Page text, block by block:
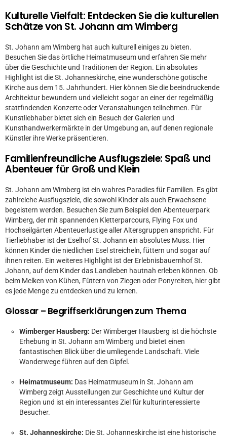
Kulturelle Vielfalt: Entdecken Sie die kulturellen
Schätze von St. Johann am Wimberg
St. Johann am Wimberg hat auch kulturell einiges zu bieten.
Besuchen Sie das örtliche Heimatmuseum und erfahren Sie mehr
über die Geschichte und Traditionen der Region. Ein absolutes
Highlight ist die St. Johanneskirche, eine wunderschöne gotische
Kirche aus dem 15. Jahrhundert. Hier können Sie die beeindruckende
Architektur bewundern und vielleicht sogar an einer der regelmäßig
stattfindenden Konzerte oder Veranstaltungen teilnehmen. Für
Kunstliebhaber bietet sich ein Besuch der Galerien und
Kunsthandwerkermärkte in der Umgebung an, auf denen regionale
Künstler ihre Werke präsentieren.
Familienfreundliche Ausflugsziele: Spaß und
Abenteuer für Groß und Klein
St. Johann am Wimberg ist ein wahres Paradies für Familien. Es gibt
zahlreiche Ausflugsziele, die sowohl Kinder als auch Erwachsene
begeistern werden. Besuchen Sie zum Beispiel den Abenteuerpark
Wimberg, der mit spannenden Kletterparcours, Flying Fox und
Hochseilgärten Abenteuerlustige aller Altersgruppen anspricht. Für
Tierliebhaber ist der Eselhof St. Johann ein absolutes Muss. Hier
können Kinder die niedlichen Esel streicheln, füttern und sogar auf
ihnen reiten. Ein weiteres Highlight ist der Erlebnisbauernhof St.
Johann, auf dem Kinder das Landleben hautnah erleben können. Ob
beim Melken von Kühen, Füttern von Ziegen oder Ponyreiten, hier gibt
es jede Menge zu entdecken und zu lernen.
Glossar – Begriffserklärungen zum Thema
Wimberger Hausberg: Der Wimberger Hausberg ist die höchste
Erhebung in St. Johann am Wimberg und bietet einen
fantastischen Blick über die umliegende Landschaft. Viele
Wanderwege führen auf den Gipfel.
Heimatmuseum: Das Heimatmuseum in St. Johann am
Wimberg zeigt Ausstellungen zur Geschichte und Kultur der
Region und ist ein interessantes Ziel für kulturinteressierte
Besucher.
St. Johanneskirche: Die St. Johanneskirche ist eine historische